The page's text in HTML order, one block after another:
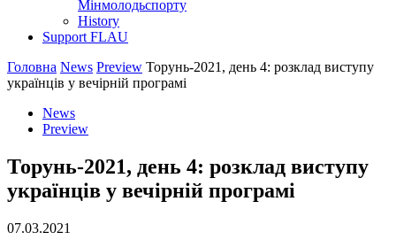
Мінмолодьспорту
History
Support FLAU
Головна News Preview Торунь-2021, день 4: розклад виступу
українців у вечірній програмі
News
Preview
Торунь-2021, день 4: розклад виступу
українців у вечірній програмі
07.03.2021